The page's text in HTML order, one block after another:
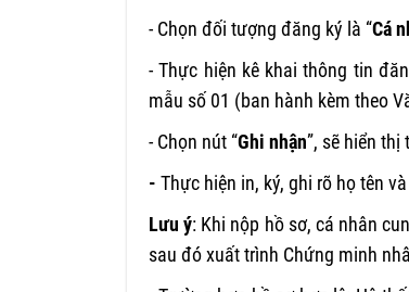
- Chọn đối tượng đăng ký là “Cá
- Thực hiện kê khai thông tin
mẫu số 01 (ban hành kèm theo
- Chọn nút “Ghi nhận”, sẽ hiển
- Thực hiện in, ký, ghi rõ họ tên
Lưu ý: Khi nộp hồ sơ, cá nhân
sau đó xuất trình Chứng minh